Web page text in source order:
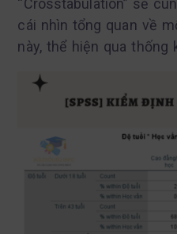
“Crosstabulation” sẽ
cái nhìn tổng quan về
này, thể hiện qua thống